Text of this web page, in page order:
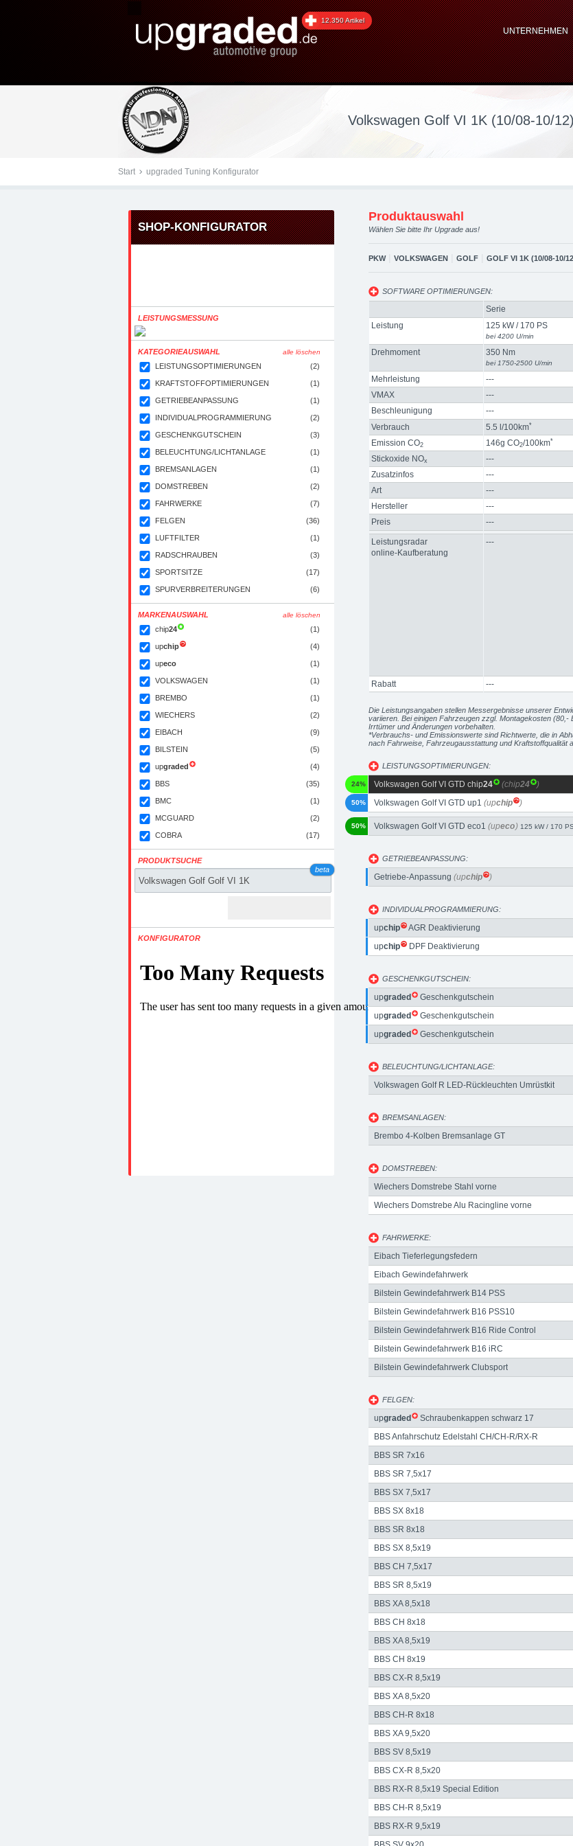
Tuningteile: Volkswagen Golf VI 1K (10/08-
group - Chiptuning, Kraftstoffoptimierung,
12.350 Artikel
UNTERNEHMEN
Volkswagen Golf VI 1K (10/08-10/12)
Start upgraded Tuning Konfigurator
SHOP-KONFIGURATOR
LEISTUNGSMESSUNG
KATEGORIEAUSWAHL alle löschen
LEISTUNGSOPTIMIERUNGEN (2)
KRAFTSTOFFOPTIMIERUNGEN (1)
GETRIEBEANPASSUNG (1)
INDIVIDUALPROGRAMMIERUNG (2)
GESCHENKGUTSCHEIN (3)
BELEUCHTUNG/LICHTANLAGE (1)
BREMSANLAGEN (1)
DOMSTREBEN (2)
FAHRWERKE (7)
FELGEN (36)
LUFTFILTER (1)
RADSCHRAUBEN (3)
SPORTSITZE (17)
SPURVERBREITERUNGEN (6)
MARKENAUSWAHL alle löschen
chip24 (1)
upchip (4)
upeco (1)
VOLKSWAGEN (1)
BREMBO (1)
WIECHERS (2)
EIBACH (9)
BILSTEIN (5)
upgraded (4)
BBS (35)
BMC (1)
MCGUARD (2)
COBRA (17)
PRODUKTSUCHE
beta
KONFIGURATOR
Produktauswahl
Wählen Sie bitte Ihr Upgrade aus!
PKW| VOLKSWAGEN GOLF GOLF VI 1K (10/08-10/
SOFTWARE OPTIMIERUNGEN:
Serie
Leistung
125 kW / 170 PS
bei 4200 U/min
Drehmoment 350 Nm
bei 1750-2500 U/min
Mehrleistung ---
VMAX ---
Beschleunigung
---
Verbrauch
5.5 l/100km*
Emission CO2 146g CO2/100km*
Stickoxide NOx ---
Zusatzinfos
---
Art
---
Hersteller
---
Preis
---
Leistungsradar
online-Kaufberatung
---
Rabatt ---
Die Leistungsangaben stellen Messergebnisse unserer
variieren. Bei einigen Fahrzeugen zzgl. Montagekosten (80,-
Irrtümer und Änderungen vorbehalten.
*Verbrauchs- und Emissionswerte sind Richtwerte, die in
nach Fahrweise, Fahrzeugausstattung und Kraftstoffqualität
LEISTUNGSOPTIMIERUNGEN:
Volkswagen Golf VI GTD chip24 (chip24 )
24%
Volkswagen Golf VI GTD up1 (upchip )
50%
Volkswagen Golf VI GTD eco1 (upeco) 125 kW / 170 PS
50%
GETRIEBEANPASSUNG:
Getriebe-Anpassung (upchip )
INDIVIDUALPROGRAMMIERUNG:
upchip AGR Deaktivierung
upchip DPF Deaktivierung
GESCHENKGUTSCHEIN:
upgraded Geschenkgutschein
upgraded Geschenkgutschein
upgraded Geschenkgutschein
BELEUCHTUNG/LICHTANLAGE:
Volkswagen Golf R LED-Rückleuchten Umrüstkit
BREMSANLAGEN:
Brembo 4-Kolben Bremsanlage GT
DOMSTREBEN:
Wiechers Domstrebe Stahl vorne
Wiechers Domstrebe Alu Racingline vorne
FAHRWERKE:
Eibach Tieferlegungsfedern
Eibach Gewindefahrwerk
Bilstein Gewindefahrwerk B14 PSS
Bilstein Gewindefahrwerk B16 PSS10
Bilstein Gewindefahrwerk B16 Ride Control
Bilstein Gewindefahrwerk B16 iRC
Bilstein Gewindefahrwerk Clubsport
FELGEN:
upgraded Schraubenkappen schwarz 17
BBS Anfahrschutz Edelstahl CH/CH-R/RX-R
BBS SR 7x16
BBS SR 7,5x17
BBS SX 7,5x17
BBS SX 8x18
BBS SR 8x18
BBS SX 8,5x19
BBS CH 7,5x17
BBS SR 8,5x19
BBS XA 8,5x18
BBS CH 8x18
BBS XA 8,5x19
BBS CH 8x19
BBS CX-R 8,5x19
BBS XA 8,5x20
BBS CH-R 8x18
BBS XA 9,5x20
BBS SV 8,5x19
BBS CX-R 8,5x20
BBS RX-R 8,5x19 Special Edition
BBS CH-R 8,5x19
BBS RX-R 9,5x19